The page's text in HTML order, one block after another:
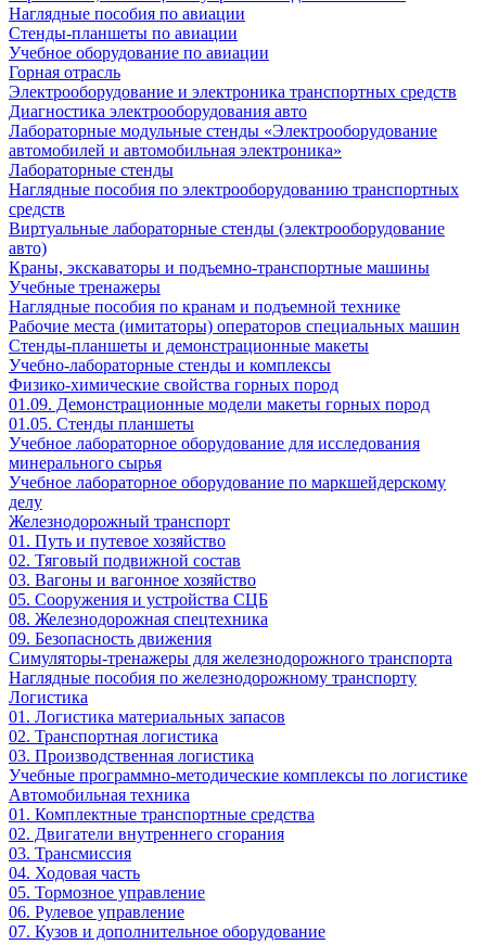
Наглядные пособия по авиации
Стенды-планшеты по авиации
Учебное оборудование по авиации
Горная отрасль
Электрооборудование и электроника транспортных средств
Диагностика электрооборудования авто
Лабораторные модульные стенды «Электрооборудование
автомобилей и автомобильная электроника»
Лабораторные стенды
Наглядные пособия по электрооборудованию транспортных
средств
Виртуальные лабораторные стенды (электрооборудование
авто)
Краны, экскаваторы и подъемно-транспортные машины
Учебные тренажеры
Наглядные пособия по кранам и подъемной технике
Рабочие места (имитаторы) операторов специальных машин
Стенды-планшеты и демонстрационные макеты
Учебно-лабораторные стенды и комплексы
Физико-химические свойства горных пород
01.09. Демонстрационные модели макеты горных пород
01.05. Стенды планшеты
Учебное лабораторное оборудование для исследования
минерального сырья
Учебное лабораторное оборудование по маркшейдерскому
делу
Железнодорожный транспорт
01. Путь и путевое хозяйство
02. Тяговый подвижной состав
03. Вагоны и вагонное хозяйство
05. Сооружения и устройства СЦБ
08. Железнодорожная спецтехника
09. Безопасность движения
Симуляторы-тренажеры для железнодорожного транспорта
Наглядные пособия по железнодорожному транспорту
Логистика
01. Логистика материальных запасов
02. Транспортная логистика
03. Производственная логистика
Учебные программно-методические комплексы по логистике
Автомобильная техника
01. Комплектные транспортные средства
02. Двигатели внутреннего сгорания
03. Трансмиссия
04. Ходовая часть
05. Тормозное управление
06. Рулевое управление
07. Кузов и дополнительное оборудование